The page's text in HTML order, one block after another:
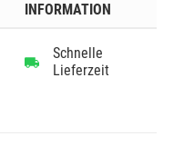
INFORMATION
Schnelle
Lieferzeit